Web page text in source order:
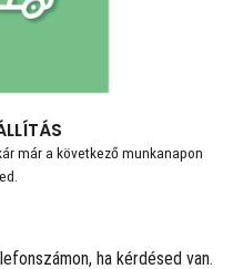
már a következő munkanapon
ha kérdésed van.